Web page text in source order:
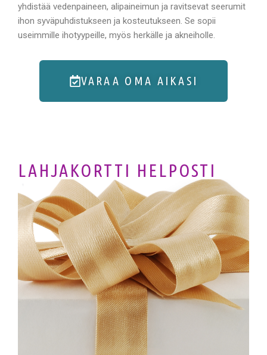
yhdistää vedenpaineen, alipaineimun ja ravitsevat seerumit
ihon syväpuhdistukseen ja kosteutukseen. Se sopii
useimmille ihotyypeille, myös herkälle ja akneiholle.
VARAA OMA AIKASI
LAHJAKORTTI HELPOSTI